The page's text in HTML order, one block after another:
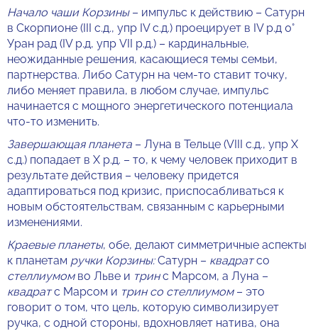
Начало чаши Корзины– импульс к действию – Сатурн
в Скорпионе (III с.д., упр IV с.д.) проецирует в IV р.д 0°
Уран рад (IV р.д, упр VII р.д.) – кардинальные,
неожиданные решения, касающиеся темы семьи,
партнерства. Либо Сатурн на чем-то ставит точку,
либо меняет правила, в любом случае, импульс
начинается с мощного энергетического потенциала
что-то изменить.
Завершающая планета – Луна в Тельце (VIII с.д., упр X
с.д.) попадает в X р.д. – то, к чему человек приходит в
результате действия – человеку придется
адаптироваться под кризис, приспосабливаться к
новым обстоятельствам, связанным с карьерными
изменениями.
Краевые планеты, обе, делают симметричные аспекты
к планетам ручки Корзины:Сатурн – квадратсо
стеллиумомво Льве и тринс Марсом, а Луна –
квадратс Марсом и трин со стеллиумом– это
говорит о том, что цель, которую символизирует
ручка, с одной стороны, вдохновляет натива, она